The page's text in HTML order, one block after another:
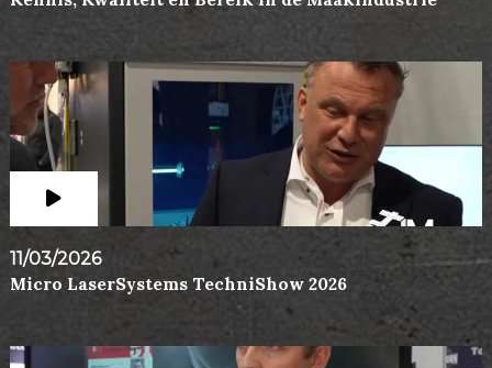
11/03/2026
Micro LaserSystems TechniShow 2026